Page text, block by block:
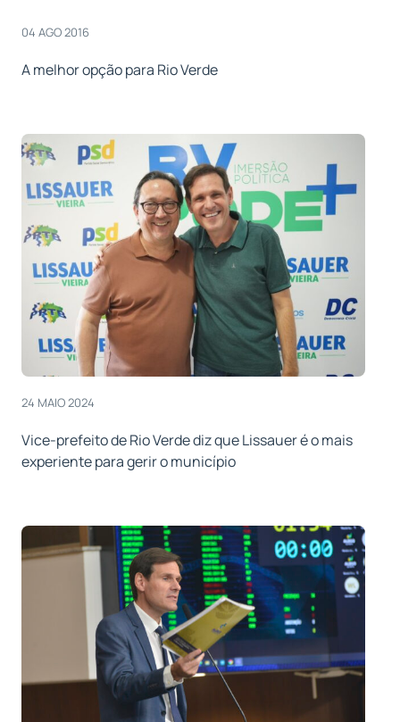
04 AGO 2016
A melhor opção para Rio Verde
24 MAIO 2024
Vice-prefeito de Rio Verde diz que Lissauer é o mais
experiente para gerir o município